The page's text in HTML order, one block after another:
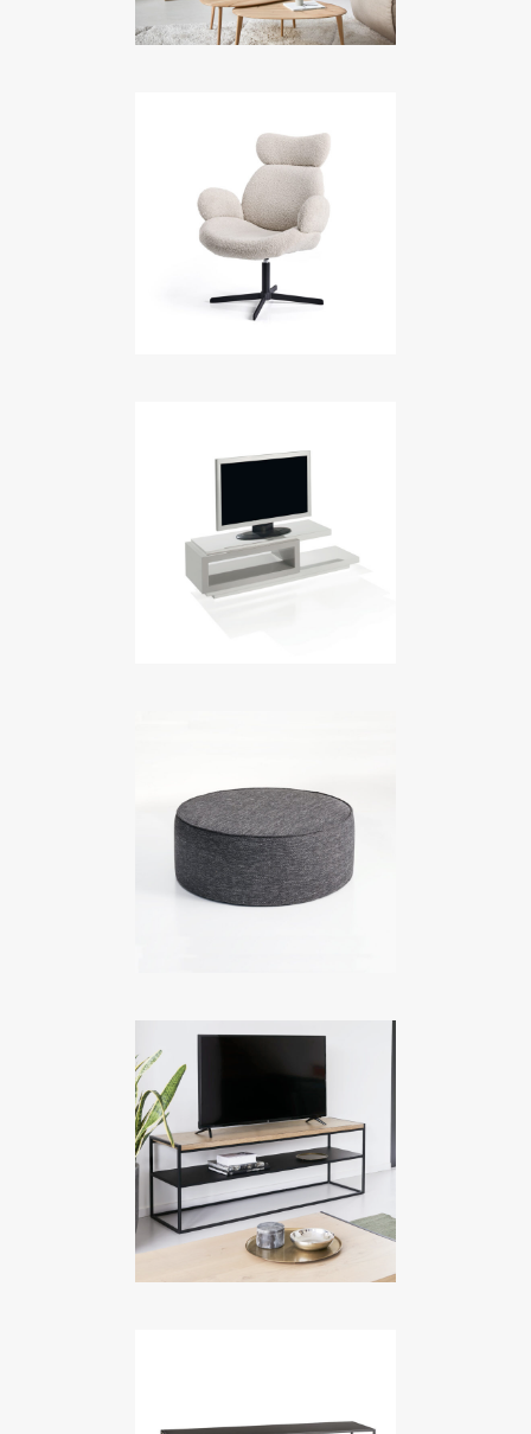
BUBBLE
Meubles TV
CITY
Meubles TV
COMPIL
Meubles TV
COPENHAGUE
Meubles TV